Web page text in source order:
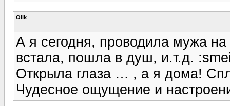
Olik
А я сегодня, проводила мужа
встала, пошла в душ, и.т.д.
Открыла глаза … , а я дома!
Чудесное ощущение и